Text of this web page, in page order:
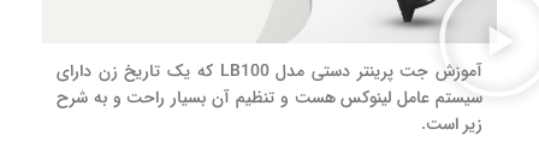
آموزش جت پرینتر دستی مدل LB100 که یک تاریخ زن دارای
سیستم عامل لینوکس هست و تنظیم آن بسیار راحت و به شرح
زیر است.